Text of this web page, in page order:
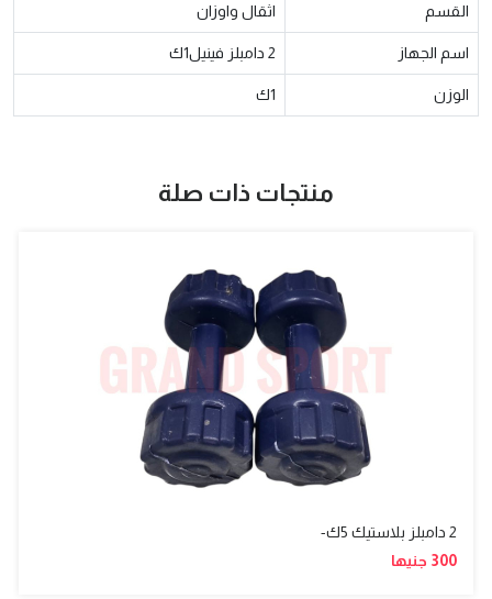
القسم اثقال واوزان
اسم الجهاز 2 دامبلز فينيل1ك
الوزن 1ك
منتجات ذات صلة
2 دامبلز بلاستيك 5ك-
300 جنيها